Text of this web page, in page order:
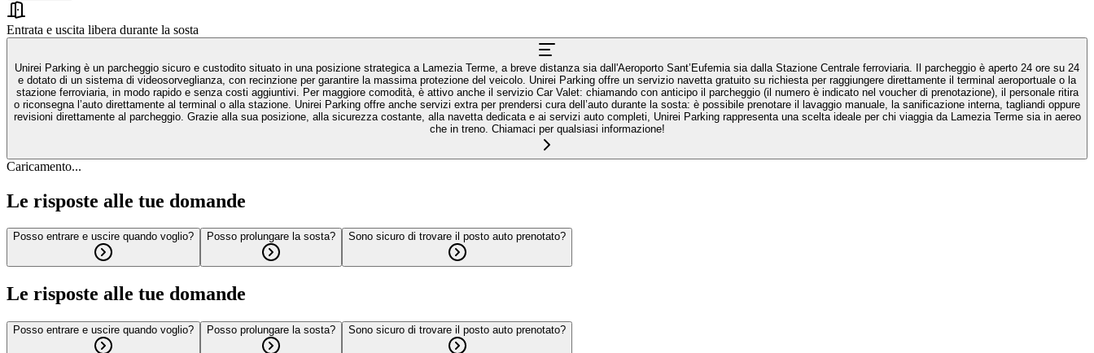
Entrata e uscita libera durante la sosta
Unirei Parking è un parcheggio sicuro e custodito situato in una posizione strategica a Lamezia Terme, a breve distanza sia dall'Aeroporto Sant’Eufemia sia dalla Stazione Centrale ferroviaria. Il parcheggio è aperto 24 ore su 24
e dotato di un sistema di videosorveglianza, con recinzione per garantire la massima protezione del veicolo. Unirei Parking offre un servizio navetta gratuito su richiesta per raggiungere direttamente il terminal aeroportuale o la
stazione ferroviaria, in modo rapido e senza costi aggiuntivi. Per maggiore comodità, è attivo anche il servizio Car Valet: chiamando con anticipo il parcheggio (il numero è indicato nel voucher di prenotazione), il personale ritira
o riconsegna l’auto direttamente al terminal o alla stazione. Unirei Parking offre anche servizi extra per prendersi cura dell’auto durante la sosta: è possibile prenotare il lavaggio manuale, la sanificazione interna, tagliandi oppure
revisioni direttamente al parcheggio. Grazie alla sua posizione, alla sicurezza costante, alla navetta dedicata e ai servizi auto completi, Unirei Parking rappresenta una scelta ideale per chi viaggia da Lamezia Terme sia in aereo
che in treno. Chiamaci per qualsiasi informazione!
Caricamento...
Le risposte alle tue domande
Posso entrare e uscire quando voglio? Posso prolungare la sosta? Sono sicuro di trovare il posto auto prenotato?
Le risposte alle tue domande
Posso entrare e uscire quando voglio? Posso prolungare la sosta? Sono sicuro di trovare il posto auto prenotato?